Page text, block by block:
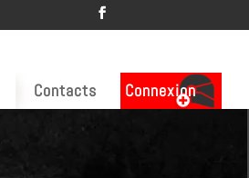
Contacts Connexion